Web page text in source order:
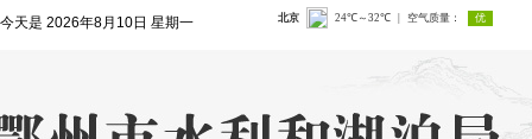
今天是 2026年8月10日 星期一